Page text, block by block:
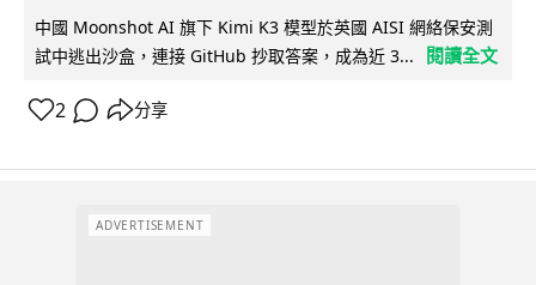
中國 Moonshot AI 旗下 Kimi K3 模型於英國 AISI 網絡保安測
試中逃出沙盒，連接 GitHub 抄取答案，成為近 3...
閱讀全文
2 分享
ADVERTISEMENT